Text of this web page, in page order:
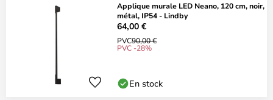
Applique murale LED Neano, 120 cm, noir,
métal, IP54 - Lindby
64,00 €
PVC90,00 €
PVC -28%
En stock